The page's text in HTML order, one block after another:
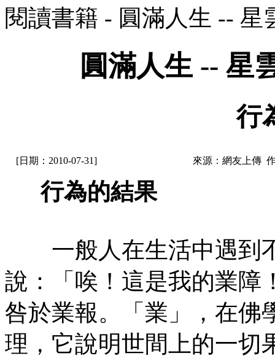
閱讀書籍 - 圓滿人生 --
圓滿人生 --
行
[日期：2010-07-31] 來源：網友上傳
行為的結果
一般人在生活中遇到
說：「唉！這是我的業障
咎於業報。「業」，在佛
理，它說明世間上的一切